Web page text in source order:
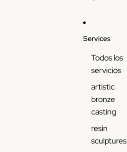
Services
Todos los
servicios
artistic
bronze
casting
resin
sculptures